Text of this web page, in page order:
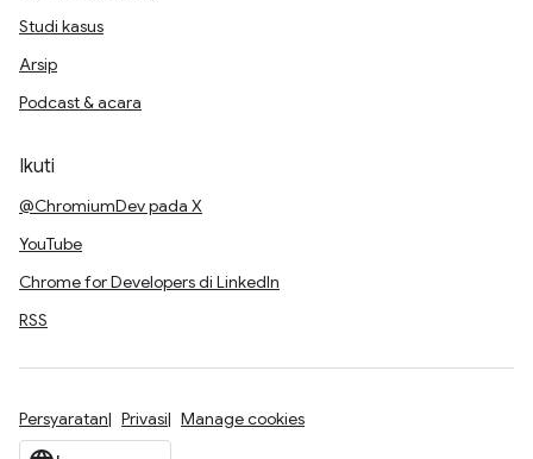
Studi kasus
Arsip
Podcast & acara
Ikuti
@ChromiumDev pada X
YouTube
Chrome for Developers di LinkedIn
RSS
Persyaratan Privasi Manage cookies